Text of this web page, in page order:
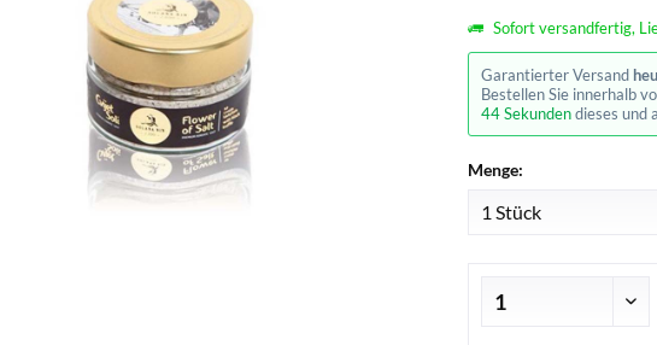
Sofort versandfertig,
Garantierter Versand
Bestellen Sie innerhalb
43 Sekundendieses und
Menge: